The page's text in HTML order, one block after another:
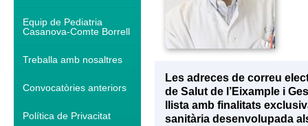
Equip de Pediatria
Casanova-Comte Borrell
Treballa amb nosaltres
Convocatòries anteriors
Política de Privacitat
Les adreces de correu
de Salut de l’Eixample i
llista amb finalitats
sanitària desenvolupada